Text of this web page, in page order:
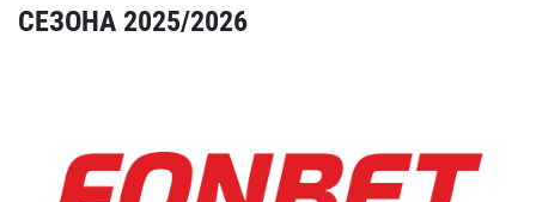
СЕЗОНА 2025/2026